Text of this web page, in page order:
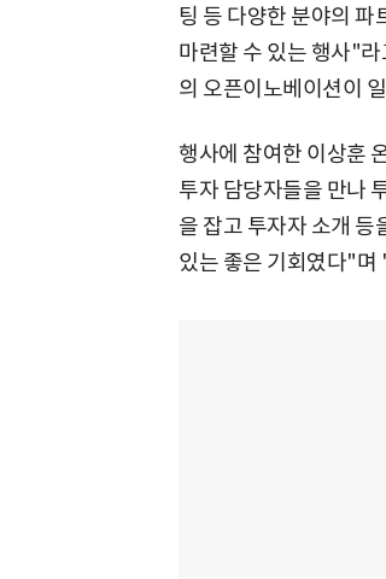
팅 등 다양한 분야의 파
마련할 수 있는 행사"
의 오픈이노베이션이
행사에 참여한 이상훈
투자 담당자들을 만나
을 잡고 투자자 소개 등
있는 좋은 기회였다"며